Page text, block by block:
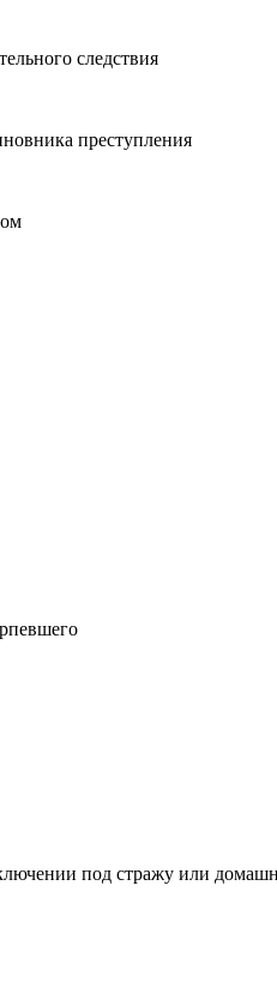
следствия
преступления
под стражу или